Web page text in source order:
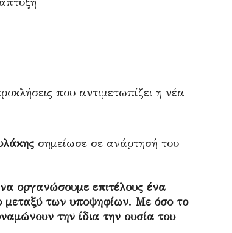
που αντιμετωπίζει η νέα
σημείωσε σε ανάρτησή του
οργανώσουμε επιτέλους ένα
μεταξύ των υποψηφίων. Με όσο το
την ίδια την ουσία του